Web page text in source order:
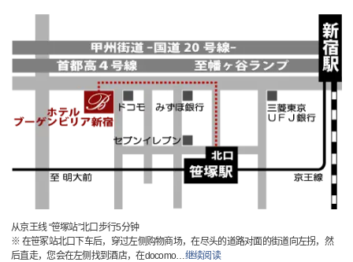
从京王线 “笹塚站”北口步行5分钟
※ 在笹冢站北口下车后，穿过左侧购物商场，在尽头的道路对面的街道向左拐，然
后直走，您会在左侧找到酒店，在docomo… 继续阅读